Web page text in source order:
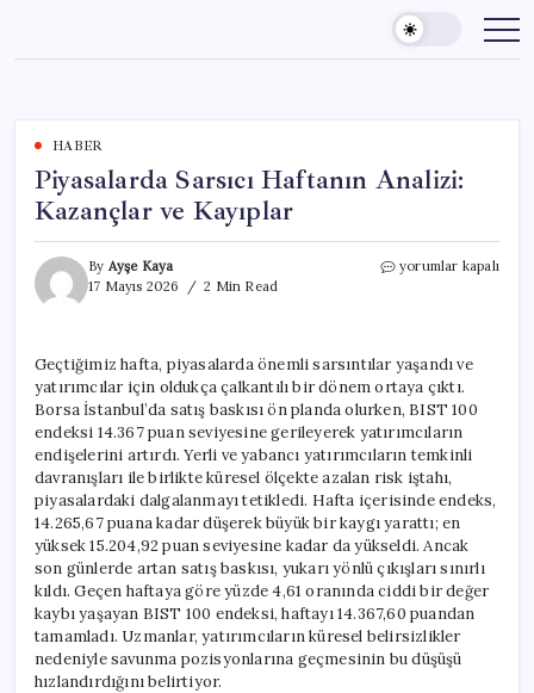
content
HABER
Piyasalarda Sarsıcı Haftanın Analizi:
Kazançlar ve Kayıplar
By Ayşe Kaya
17 Mayıs 2026
2 Min Read
Piyasalarda
ve
Kayıplar
için
yorumlar kapalı
Geçtiğimiz hafta, piyasalarda önemli sarsıntılar yaşandı ve
yatırımcılar için oldukça çalkantılı bir dönem ortaya çıktı.
Borsa İstanbul’da satış baskısı ön planda olurken, BIST 100
endeksi 14.367 puan seviyesine gerileyerek yatırımcıların
endişelerini artırdı. Yerli ve yabancı yatırımcıların temkinli
davranışları ile birlikte küresel ölçekte azalan risk iştahı,
piyasalardaki dalgalanmayı tetikledi. Hafta içerisinde endeks,
14.265,67 puana kadar düşerek büyük bir kaygı yarattı; en
yüksek 15.204,92 puan seviyesine kadar da yükseldi. Ancak
son günlerde artan satış baskısı, yukarı yönlü çıkışları sınırlı
kıldı. Geçen haftaya göre yüzde 4,61 oranında ciddi bir değer
kaybı yaşayan BIST 100 endeksi, haftayı 14.367,60 puandan
tamamladı. Uzmanlar, yatırımcıların küresel belirsizlikler
nedeniyle savunma pozisyonlarına geçmesinin bu düşüşü
hızlandırdığını belirtiyor.